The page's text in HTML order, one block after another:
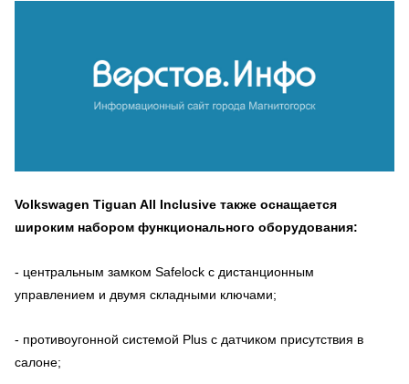
Volkswagen Tiguan All Inclusive также оснащается
широким набором функционального оборудования:
- центральным замком Safelock с дистанционным
управлением и двумя складными ключами;
- противоугонной системой Plus с датчиком присутствия в
салоне;